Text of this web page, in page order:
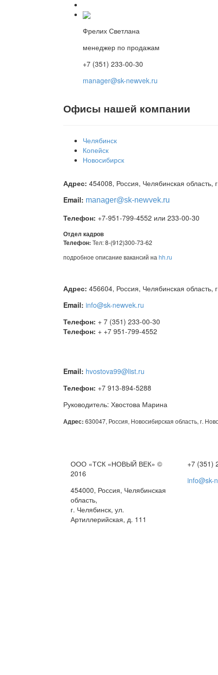
Фрелих Светлана
менеджер по продажам
+7 (351) 233-00-30
manager@sk-newvek.ru
Офисы нашей компании
Челябинск
Копейск
Новосибирск
Адрес: 454008, Россия, Челябинская область,
Email: manager@sk-newvek.ru
Телефон: +7-951-799-4552 или 233-00-30
Отдел кадров
Телефон: Тел: 8-(912)300-73-62
подробное описание вакансий на hh.ru
Адрес: 456604, Россия, Челябинская
Email: info@sk-newvek.ru
Телефон: + 7 (351) 233-00-30
Телефон: + +7 951-799-4552
Email: hvostova99@list.ru
Телефон: +7 913-894-5288
Руководитель: Хвостова Марина
Адрес: 630047, Россия, Новосибирская область, г.
ООО «ТСК «НОВЫЙ ВЕК» ©
2016
454000, Россия, Челябинская
область,
г. Челябинск, ул.
Артиллерийская, д. 111
+7 (351)
info@sk-